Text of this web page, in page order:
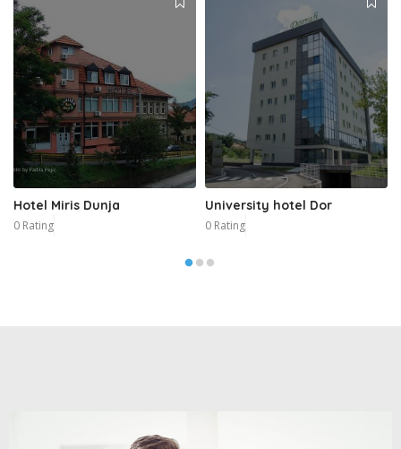
Hotel Miris Dunja
0 Rating
University hotel Dor
0 Rating